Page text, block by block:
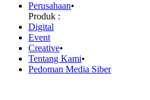
Perusahaan•
Produk :
Digital
Event
Creative•
Tentang Kami•
Pedoman Media Siber